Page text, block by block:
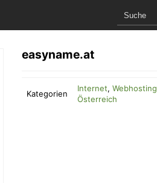
easyname.at
Kategorien
Internet, Webhosting
Österreich